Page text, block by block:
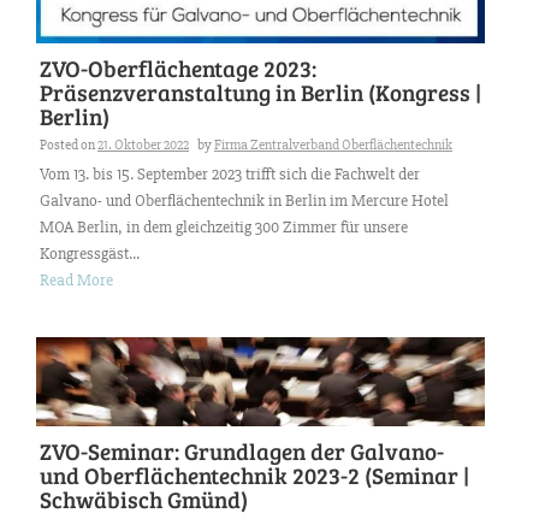
ZVO-Oberflächentage 2023:
Präsenzveranstaltung in Berlin (Kongress |
Berlin)
Posted on21. Oktober 2022 byFirma Zentralverband Oberflächentechnik
Vom 13. bis 15. September 2023 trifft sich die Fachwelt der
Galvano- und Oberflächentechnik in Berlin im Mercure Hotel
MOA Berlin, in dem gleichzeitig 300 Zimmer für unsere
Kongressgäst...
Read More
ZVO-Seminar: Grundlagen der Galvano-
und Oberflächentechnik 2023-2 (Seminar |
Schwäbisch Gmünd)